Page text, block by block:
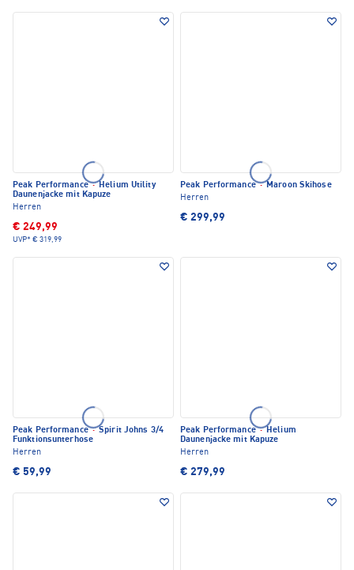
Peak Performance·Helium Utility
Daunenjacke mit Kapuze
Herren
€ 249,99
UVP* € 319,99
Peak Performance·Maroon Skihose
Herren
€ 299,99
Peak Performance·Spirit Johns 3/4
Funktionsunterhose
Herren
€ 59,99
Peak Performance·Helium
Daunenjacke mit Kapuze
Herren
€ 279,99